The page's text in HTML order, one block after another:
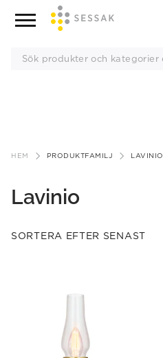
HEM PRODUKTFAMILJ LAVINIO
Lavinio